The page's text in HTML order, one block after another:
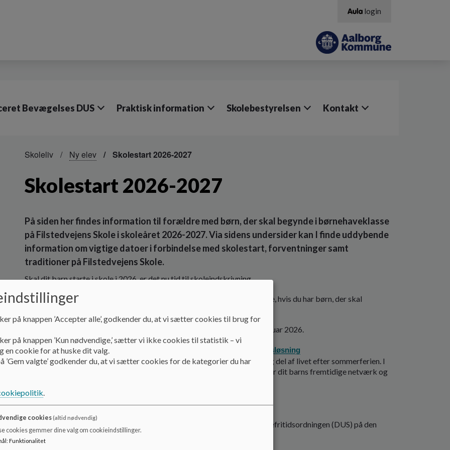
login
Bevægelses DUS Praktisk information Skolebestyrelsen Kontakt
Skoleliv Ny elev Skolestart 2026-2027
Skolestart 2026-2027
På siden her findes information til forældre med børn, der skal begynde i børnehaveklasse
på Filstedvejens Skole i skoleåret 2026-2027. Via sidens undersider kan I finde uddybende
information om vigtige datoer i forbindelse med skolestart, forventninger samt
traditioner på Filstedvejens Skole.
Skal dit barn starte i skole i 2026, er det nu tid til skoleindskrivning.
Du vil også modtage et indskrivningsbrev i e-boks fra Aalborg Kommune, hvis du har børn, der skal
Indskrivningen er digital og starter den 6. januar 2026 frem til den 2. februar 2026.
Du kan allerede nu tilmelde dit barn via dette link til vores selvbetjeningsløsning
Der er cirka 2000 børn i Aalborg Kommune, der begynder på en ny, vigtig del af livet efter sommerferien. I
Børn og Unge håber vi selvfølgelig, at I vælger den lokale folkeskole, hvor dit barns fremtidige netværk og
Når du indskriver dit barn i folkeskole, kan du samtidig indskrive til Skolefritidsordningen (DUS) på den
valgte skole.
Det er muligt at vælge morgen-, eftermiddag- eller heldagsDUS i DUS1.
på knappen ’Accepter alle’, godkender du, at vi sætter cookies til brug for
på knappen ’Kun nødvendige,’ sætter vi ikke cookies til statistik – vi
en cookie for at huske dit valg.
’Gem valgte’ godkender du, at vi sætter cookies for de kategorier du har
.
cookies(altid nødvendig)
cookies gemmer dine valg om cookieindstillinger.
: Funktionalitet